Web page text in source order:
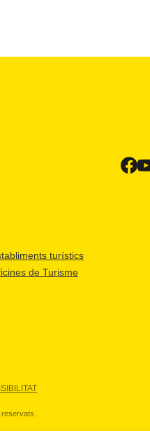
turístics
de Turisme